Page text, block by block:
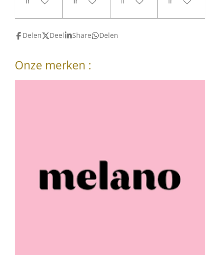
Delen Deel Share Delen
Onze merken :